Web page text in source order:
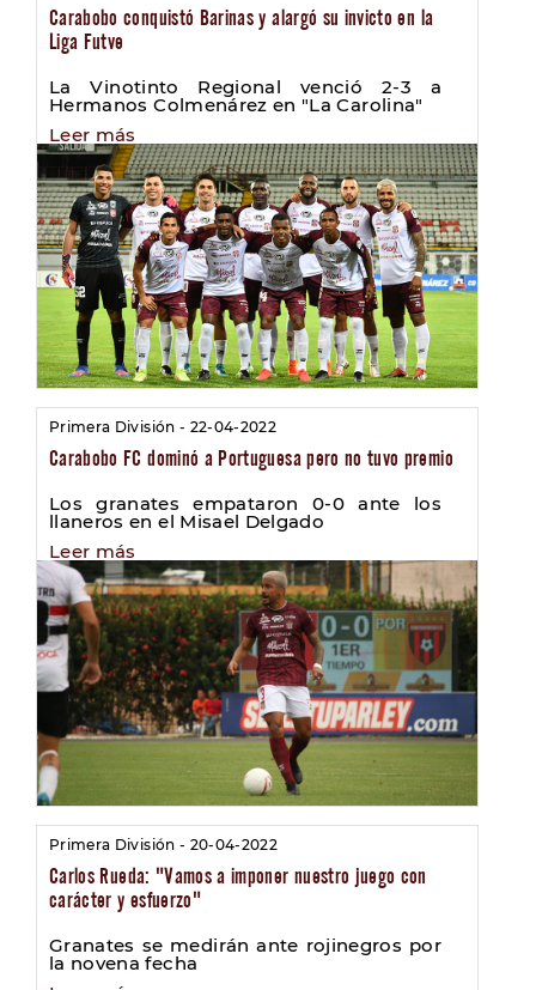
Carabobo conquistó Barinas y alargó su invicto en la
Liga Futve
La Vinotinto Regional venció 2-3 a
Hermanos Colmenárez en "La Carolina"
Leer más
Primera División - 22-04-2022
Carabobo FC dominó a Portuguesa pero no tuvo premio
Los granates empataron 0-0 ante los
llaneros en el Misael Delgado
Leer más
Primera División - 20-04-2022
Carlos Rueda: "Vamos a imponer nuestro juego con
carácter y esfuerzo"
Granates se medirán ante rojinegros por
la novena fecha